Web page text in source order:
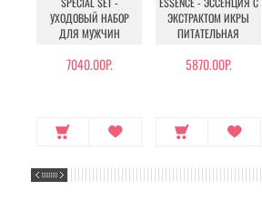
УХОДОВЫЙ НАБОР
ДЛЯ МУЖЧИН
7040.00Р.
ЭКСТРАКТОМ ИКРЫ
ПИТАТЕЛЬНАЯ
5870.00Р.